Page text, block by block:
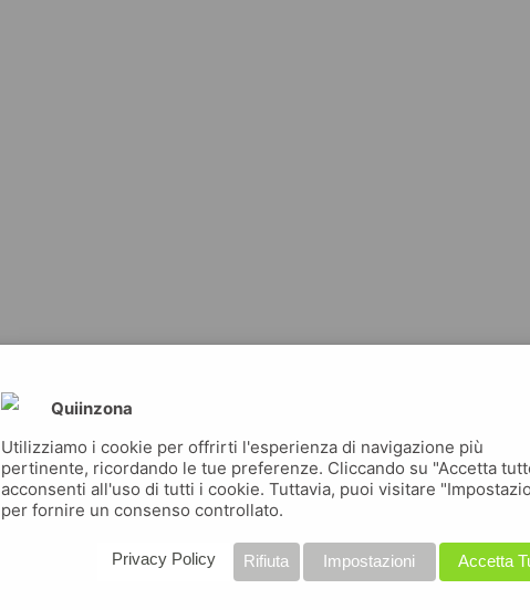
Quiinzona
Utilizziamo i cookie per offrirti l'esperienza di navigazione più
pertinente, ricordando le tue preferenze. Cliccando su "Accetta
acconsenti all'uso di tutti i cookie. Tuttavia, puoi visitare
per fornire un consenso controllato.
Accetta
Impostazioni
Rifiuta
Privacy Policy